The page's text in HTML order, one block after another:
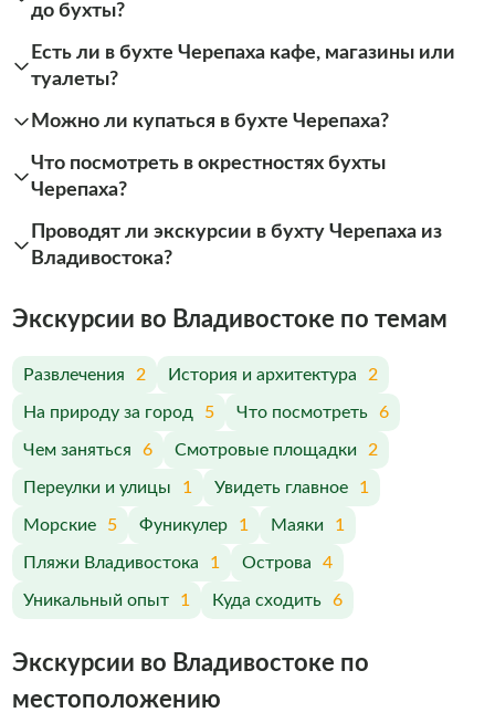
до бухты?
Есть ли в бухте Черепаха кафе, магазины или
туалеты?
Можно ли купаться в бухте Черепаха?
Что посмотреть в окрестностях бухты
Черепаха?
Проводят ли экскурсии в бухту Черепаха из
Владивостока?
Экскурсии во Владивостоке по темам
Развлечения 2 История и архитектура 2
На природу за город 5 Что посмотреть 6
Чем заняться 6 Смотровые площадки 2
Переулки и улицы 1 Увидеть главное 1
Морские 5 Фуникулер 1 Маяки 1
Пляжи Владивостока 1 Острова 4
Уникальный опыт 1 Куда сходить 6
Экскурсии во Владивостоке по
меcтоположению